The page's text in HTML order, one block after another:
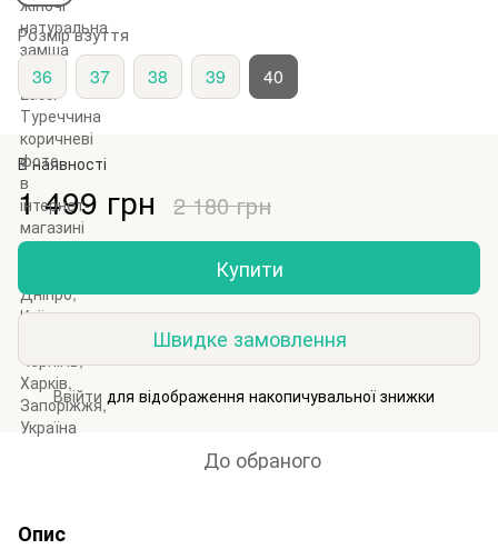
Розмір взуття
36 37 38 39 40
В наявності
1 499 грн 2 180 грн
Купити
Швидке замовлення
% Ввійти для відображення накопичувальної знижки
До обраного
Опис